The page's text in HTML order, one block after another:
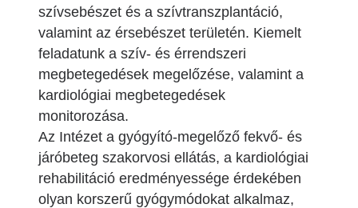
szívsebészet és a szívtranszplantáció,
valamint az érsebészet területén. Kiemelt
feladatunk a szív- és érrendszeri
megbetegedések megelőzése, valamint a
kardiológiai megbetegedések
monitorozása.
Az Intézet a gyógyító-megelőző fekvő- és
járóbeteg szakorvosi ellátás, a kardiológiai
rehabilitáció eredményessége érdekében
olyan korszerű gyógymódokat alkalmaz,